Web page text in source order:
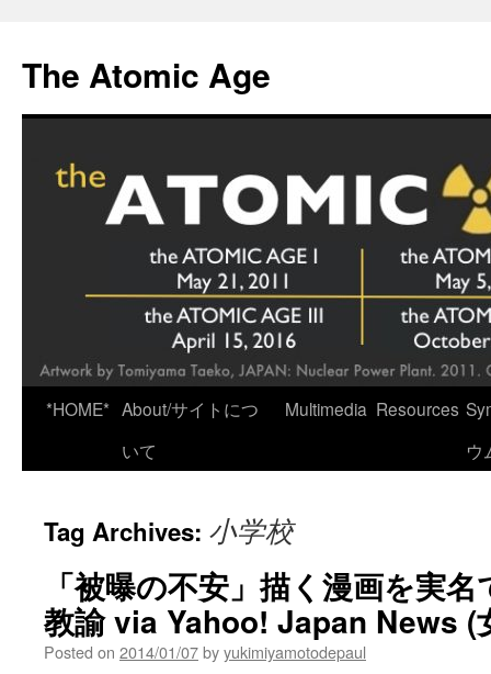
content
The Atomic Age
*HOME* About/サイトにつ
いて
Multimedia Resources
ウ
Tag Archives: 小学校
「被曝の不安」描く漫画を実
教諭 via Yahoo! Japan News (
Posted on 2014/01/07byyukimiyamotodepaul